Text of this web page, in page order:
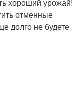
хороший урожай!
отменные
долго не будете